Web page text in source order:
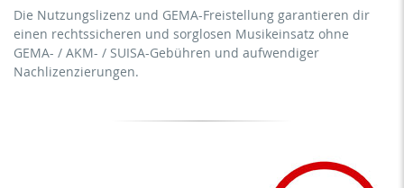
mechanische Vervielfältigung als DVD (bis 1.000 Stück)
Download der Titel zur Verwendung
Die Nutzungslizenz und GEMA-Freistellung garantieren dir
einen rechtssicheren und sorglosen Musikeinsatz ohne
GEMA- / AKM- / SUISA-Gebühren und aufwendiger
Nachlizenzierungen.